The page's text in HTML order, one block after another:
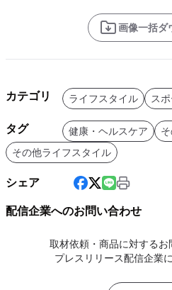
画像一括ダ
カテゴリ ライフスタイル ス
タグ 健康・ヘルスケア
その他ライフスタイル
シェア
配信企業へのお問い合わせ
取材依頼・商品に対するお
プレスリリース配信企業